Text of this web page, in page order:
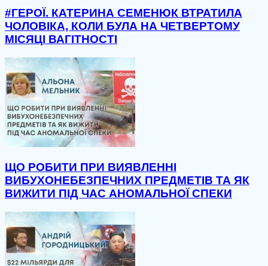
#ГЕРОЇ. КАТЕРИНА СЕМЕНЮК ВТРАТИЛА
ЧОЛОВІКА, КОЛИ БУЛА НА ЧЕТВЕРТОМУ
МІСЯЦІ ВАГІТНОСТІ
ЩО РОБИТИ ПРИ ВИЯВЛЕННІ
ВИБУХОНЕБЕЗПЕЧНИХ ПРЕДМЕТІВ ТА ЯК
ВИЖИТИ ПІД ЧАС АНОМАЛЬНОЇ СПЕКИ